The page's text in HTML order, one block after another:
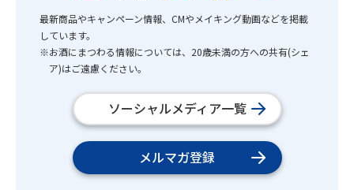
最新商品やキャンペーン情報、CMやメイキング動画などを掲載
しています。
※お酒にまつわる情報については、20歳未満の方への共有(シェ
ア)はご遠慮ください。
ソーシャルメディア一覧
メルマガ登録